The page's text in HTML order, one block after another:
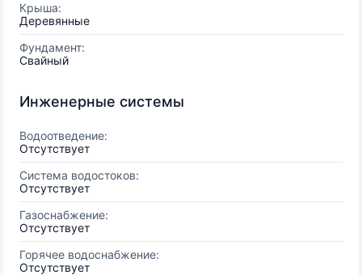
Крыша:
Деревянные
Фундамент:
Свайный
Инженерные системы
Водоотведение:
Отсутствует
Система водостоков:
Отсутствует
Газоснабжение:
Отсутствует
Горячее водоснабжение:
Отсутствует